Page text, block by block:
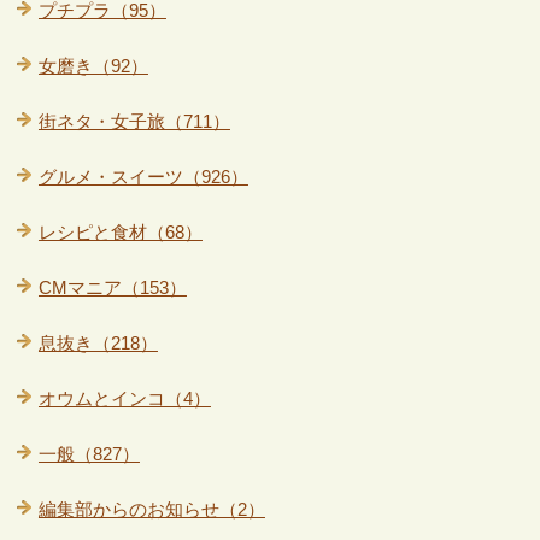
プチプラ（95）
女磨き（92）
街ネタ・女子旅（711）
グルメ・スイーツ（926）
レシピと食材（68）
CMマニア（153）
息抜き（218）
オウムとインコ（4）
一般（827）
編集部からのお知らせ（2）